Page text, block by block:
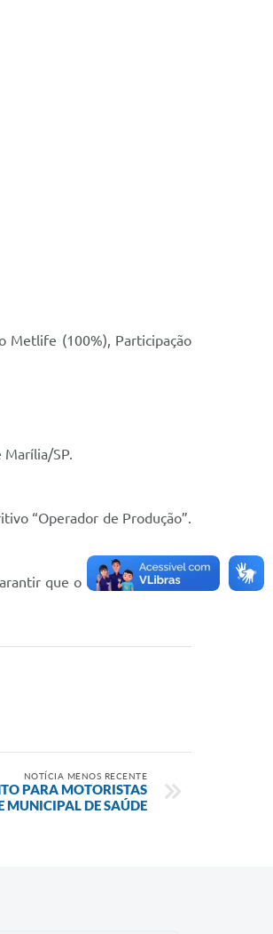
Metlife (100%), Participação
Marília/SP.
“Operador de Produção”.
que o trabalhador local
NOTÍCIA MENOS RECENTE
PARA MOTORISTAS
MUNICIPAL DE SAÚDE